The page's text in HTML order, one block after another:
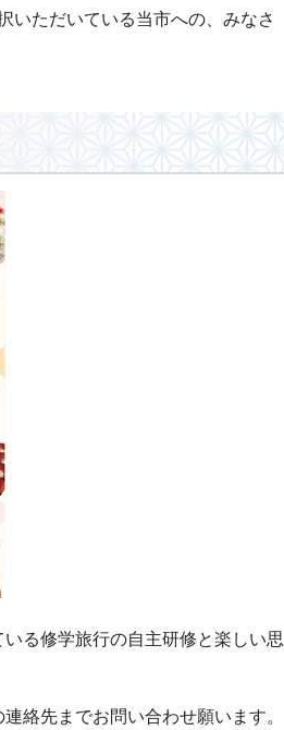
いただいている当市への、みなさ
る修学旅行の自主研修と楽しい思
絡先までお問い合わせ願います。